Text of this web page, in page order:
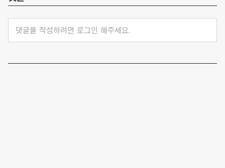
댓글을 작성하려면 로그인 해주세요.